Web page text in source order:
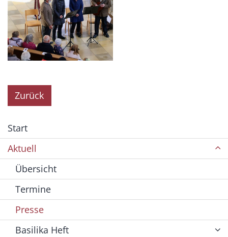
Zurück
Start
Aktuell
Übersicht
Termine
Presse
Basilika Heft